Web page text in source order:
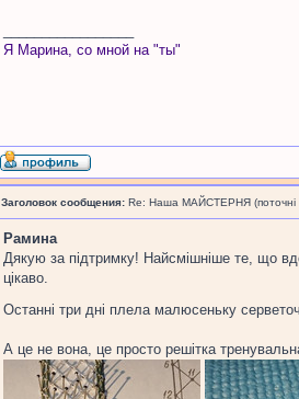
Я Марина, со мной на "ты"
Заголовок сообщения: Re: Наша МАЙСТЕРНЯ (поточні
Рамина
Дякую за підтримку! Найсмішніше те, що
цікаво.
Останні три дні плела малюсеньку
А це не вона, це просто решітка